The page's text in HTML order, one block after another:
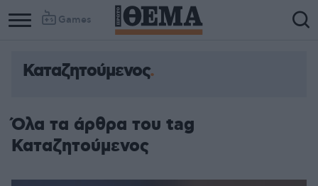
Games
Καταζητούμενος
Όλα τα άρθρα του tag
Καταζητούμενος